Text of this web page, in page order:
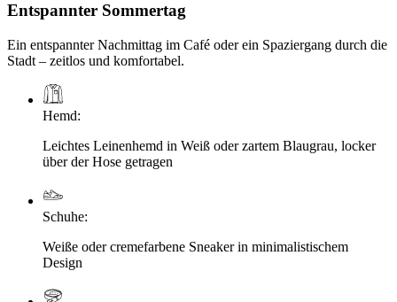
Entspannter Sommertag
Ein entspannter Nachmittag im Café oder ein Spaziergang durch die
Stadt – zeitlos und komfortabel.
Hemd:
Leichtes Leinenhemd in Weiß oder zartem Blaugrau, locker
über der Hose getragen
Schuhe:
Weiße oder cremefarbene Sneaker in minimalistischem
Design